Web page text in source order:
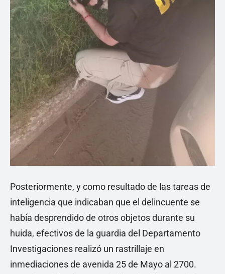
Posteriormente, y como resultado de las tareas de
inteligencia que indicaban que el delincuente se
había desprendido de otros objetos durante su
huida, efectivos de la guardia del Departamento
Investigaciones realizó un rastrillaje en
inmediaciones de avenida 25 de Mayo al 2700.